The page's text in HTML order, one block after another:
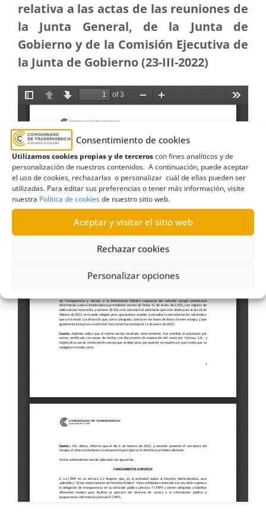
Consentimiento de cookies
Utilizamos cookies propias y de terceroscon fines analíticos y de
personalización de nuestros contenidos. A continuación, puede aceptar
el uso de cookies, rechazarlas o personalizar cuál de ellas pueden ser
utilizadas. Para editar sus preferencias o tener más información, visite
nuestra Política de cookiesde nuestro sitio web.
Aceptar y visitar el sitio web
Rechazar cookies
Personalizar opciones
relativa a las actas de las reuniones de
la Junta General, de la Junta de
Gobierno y de la Comisión Ejecutiva de
la Junta de Gobierno(23-III-2022)